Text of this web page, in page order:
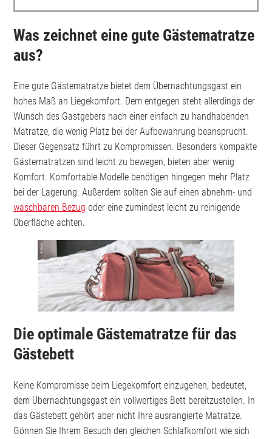
Was zeichnet eine gute Gästematratze
aus?
Eine gute Gästematratze bietet dem Übernachtungsgast ein
hohes Maß an Liegekomfort. Dem entgegen steht allerdings der
Wunsch des Gastgebers nach einer einfach zu handhabenden
Matratze, die wenig Platz bei der Aufbewahrung beansprucht.
Dieser Gegensatz führt zu Kompromissen. Besonders kompakte
Gästematratzen sind leicht zu bewegen, bieten aber wenig
Komfort. Komfortable Modelle benötigen hingegen mehr Platz
bei der Lagerung. Außerdem sollten Sie auf einen abnehm- und
waschbaren Bezug oder eine zumindest leicht zu reinigende
Oberfläche achten.
Die optimale Gästematratze für das
Gästebett
Keine Kompromisse beim Liegekomfort einzugehen, bedeutet,
dem Übernachtungsgast ein vollwertiges Bett bereitzustellen. In
das Gästebett gehört aber nicht Ihre ausrangierte Matratze.
Gönnen Sie Ihrem Besuch den gleichen Schlafkomfort wie sich